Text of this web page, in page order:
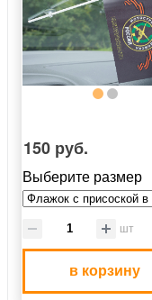
150 руб.
Выберите размер
шт
в корзину